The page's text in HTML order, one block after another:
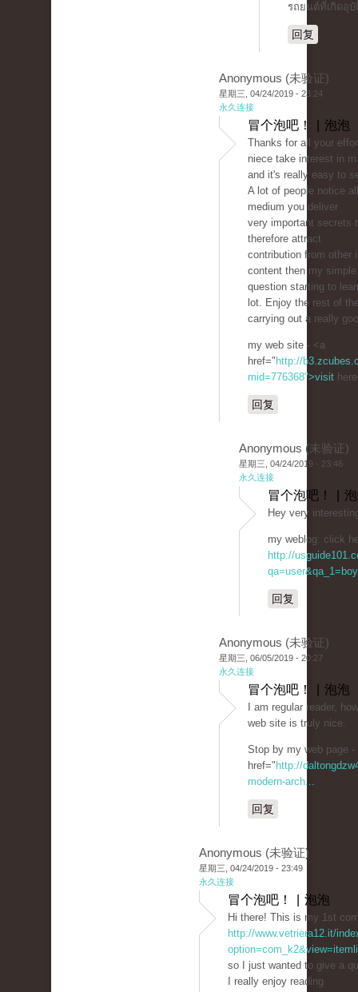
รถยนต์ที่เกิดอุบั
回复
Anonymous (未验证)
星期三, 04/24/2019 - 23:24
永久连接
冒个泡吧！ | 泡泡
Thanks for all your
niece take interest in
and it's really easy to
A lot of people notice
medium you deliver
very important secrets
therefore attract
contribution from other
content then my
question starting to
lot. Enjoy the rest of
carrying out a really
my web site - <a
href=" http://
mid=776368">visit
回复
Anonymous (未验证)
星期三, 04/24/2019 - 23:46
永久连接
冒个泡吧！ |
Hey very
my weblog: click
http://
回复
Anonymous (未验证)
星期三, 06/05/2019 - 20:27
永久连接
冒个泡吧！ | 泡泡
I am regular reader,
web site is truly nice.
Stop by my web page -
href=" http://
modern-arch...
回复
Anonymous (未验证)
星期三, 04/24/2019 - 23:49
永久连接
冒个泡吧！ | 泡泡
Hi there! This is my 1st
http://www.vetriera12.it/
so I just wanted to give a
I really enjoy reading